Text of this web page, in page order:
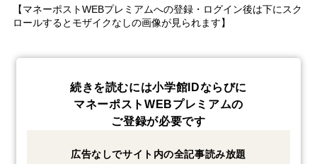
【マネーポストWEBプレミアムへの登録・ログイン後は下にスク
ロールするとモザイクなしの画像が見られます】
続きを読むには小学館IDならびに
マネーポストWEBプレミアムの
ご登録が必要です
広告なしでサイト内の全記事読み放題